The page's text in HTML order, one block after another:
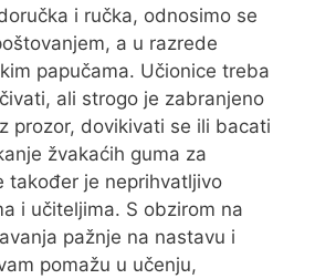
i ručka, odnosimo se
a u razrede
papučama. Učionice treba
ali strogo je zabranjeno
prozor, dovikivati se ili bacati
žvakaćih guma za
također je neprihvatljivo
i učiteljima. S obzirom na
pažnje na nastavu i
pomažu u učenju,